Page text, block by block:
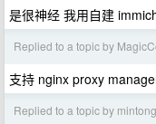
是很神经 我用自建
Replied to a topic by
支持 nginx proxy
Replied to a topic by